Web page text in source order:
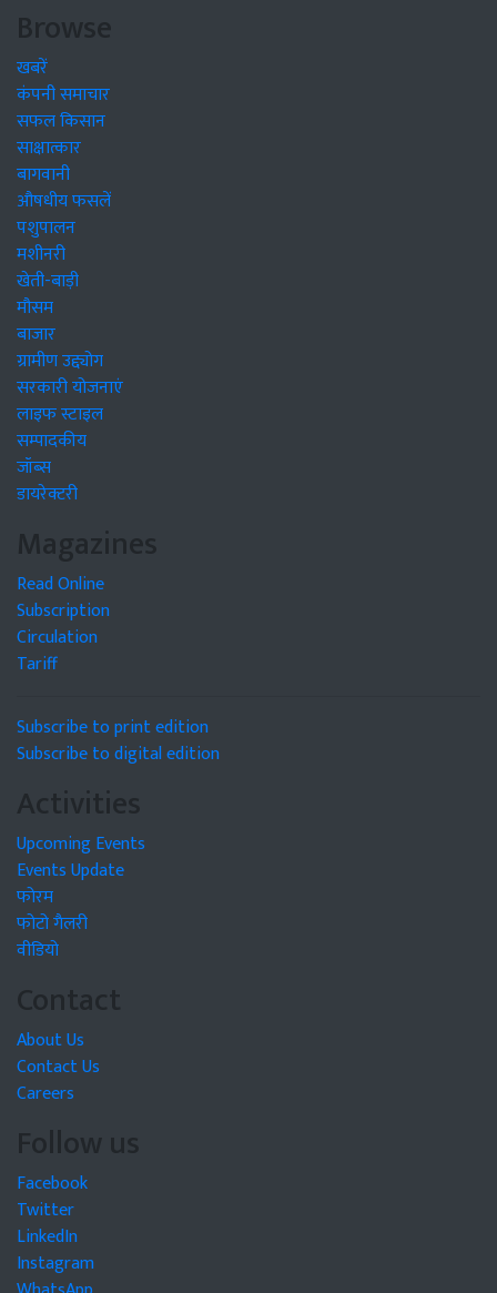
Browse
खबरें
कंपनी समाचार
सफल किसान
साक्षात्कार
बागवानी
औषधीय फसलें
पशुपालन
मशीनरी
खेती-बाड़ी
मौसम
बाजार
ग्रामीण उद्द्योग
सरकारी योजनाएं
लाइफ स्टाइल
सम्पादकीय
जॉब्स
डायरेक्टरी
Magazines
Read Online
Subscription
Circulation
Tariff
Subscribe to print edition
Subscribe to digital edition
Activities
Upcoming Events
Events Update
फोरम
फोटो गैलरी
वीडियो
Contact
About Us
Contact Us
Careers
Follow us
Facebook
Twitter
LinkedIn
Instagram